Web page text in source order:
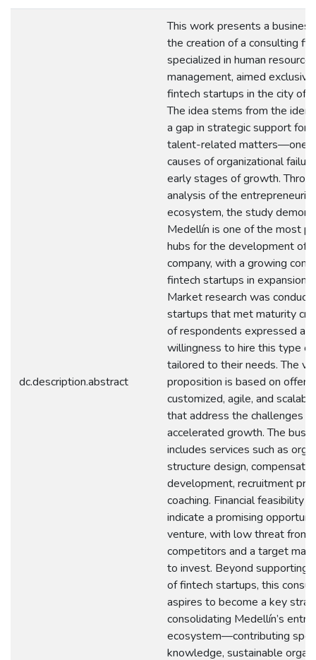
dc.description.abstract
This work presents a
the creation of a consulting
specialized in human resources
management, aimed
fintech startups in the city of
The idea stems from the
a gap in strategic support for
talent-related matters—one
causes of organizational
early stages of growth.
analysis of the entrepreneurial
ecosystem, the study
Medellín is one of the most
hubs for the development of
company, with a growing
fintech startups in expansion
Market research was
startups that met maturity
of respondents expressed a
willingness to hire this type
tailored to their needs. The
proposition is based on
customized, agile, and
that address the challenges of
accelerated growth. The
includes services such as
structure design,
development, recruitment
coaching. Financial feasibility
indicate a promising
venture, with low threat from
competitors and a target
to invest. Beyond supporting
of fintech startups, this
aspires to become a key
consolidating Medellín’s
ecosystem—contributing
knowledge, sustainable